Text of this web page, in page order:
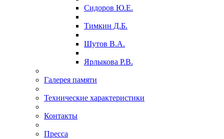
Сидоров Ю.Е.
Тимкин Д.Б.
Шутов В.А.
Ярлыкова Р.В.
Галерея памяти
Технические характеристики
Контакты
Пресса